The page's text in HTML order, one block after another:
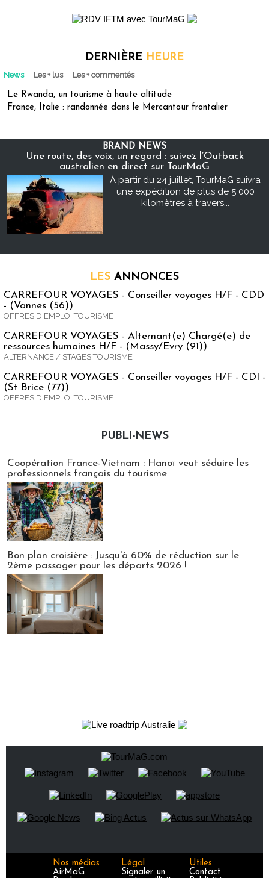
DERNIÈRE HEURE
News Les + lus Les + commentés
Le Rwanda, un tourisme à haute altitude
France, Italie : randonnée dans le Mercantour frontalier
BRAND NEWS
Une route, des voix, un regard : suivez l’Outback
australien en direct sur TourMaG
À partir du 24 juillet, TourMaG suivra
une expédition de plus de 5 000
kilomètres à travers...
LES ANNONCES
CARREFOUR VOYAGES - Conseiller voyages H/F - CDD
- (Vannes (56))
OFFRES D'EMPLOI TOURISME
CARREFOUR VOYAGES - Alternant(e) Chargé(e) de
ressources humaines H/F - (Massy/Evry (91))
ALTERNANCE / STAGES TOURISME
CARREFOUR VOYAGES - Conseiller voyages H/F - CDI -
(St Brice (77))
OFFRES D'EMPLOI TOURISME
PUBLI-NEWS
Coopération France-Vietnam : Hanoï veut séduire les
professionnels français du tourisme
Bon plan croisière : Jusqu'à 60% de réduction sur le
2ème passager pour les départs 2026 !
Nos médias
AirMaG
Légal
Signaler un
Utiles
Contact